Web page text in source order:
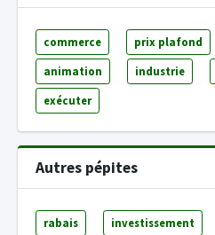
commerce prix plafond
animation industrie
exécuter
Autres pépites
rabais investissement